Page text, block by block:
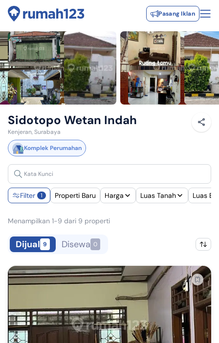
Pasang Iklan
Sidotopo Wetan Indah
Kenjeran, Surabaya
Komplek Perumahan
Filter 1 Properti Baru Harga Luas Tanah Luas
Menampilkan 1-9 dari 9 properti
Dijual 9 Disewa 0